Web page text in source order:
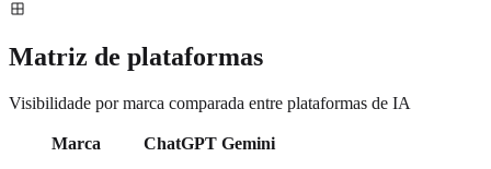
Matriz de plataformas
Visibilidade por marca comparada entre plataformas de IA
Marca ChatGPT Gemini